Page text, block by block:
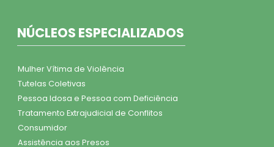
NÚCLEOS ESPECIALIZADOS
Mulher Vítima de Violência
Tutelas Coletivas
Pessoa Idosa e Pessoa com Deficiência
Tratamento Extrajudicial de Conflitos
Consumidor
Assistência aos Presos